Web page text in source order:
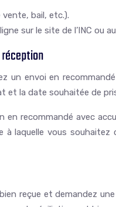
bail, etc.).
sur le site de l’INC ou
un envoi en
la date souhaitée de
recommandé avec
laquelle vous
reçue et demandez